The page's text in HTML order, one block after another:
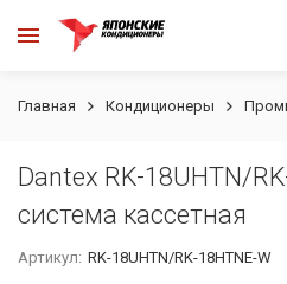
Главная Кондиционеры
Dantex RK-18UHTN/
система кассетная
Артикул: RK-18UHTN/RK-18HTNE-W